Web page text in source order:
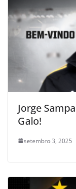
Jorge
Galo!
setembro 3, 2025